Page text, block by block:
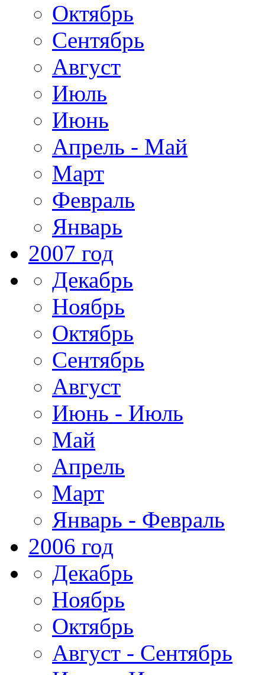
Октябрь
Сентябрь
Август
Июль
Июнь
Апрель - Май
Март
Февраль
Январь
2007 год
Декабрь
Ноябрь
Октябрь
Сентябрь
Август
Июнь - Июль
Май
Апрель
Март
Январь - Февраль
2006 год
Декабрь
Ноябрь
Октябрь
Август - Сентябрь